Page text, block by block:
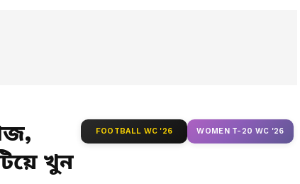
খুন
FOOTBALL WC '26 WOMEN T-20 WC '26